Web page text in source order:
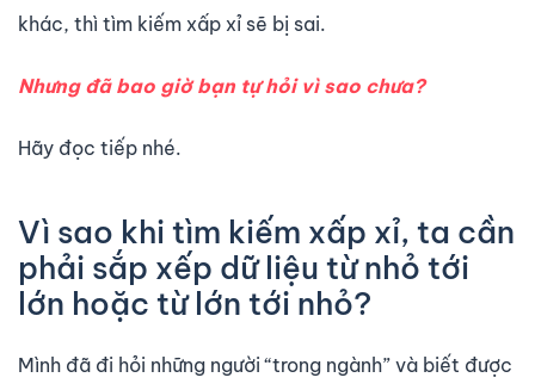
khác, thì tìm kiếm xấp xỉ sẽ bị sai.
Nhưng đã bao giờ bạn tự hỏi vì sao chưa?
Hãy đọc tiếp nhé.
Vì sao khi tìm kiếm xấp xỉ, ta cần
phải sắp xếp dữ liệu từ nhỏ tới
lớn hoặc từ lớn tới nhỏ?
Mình đã đi hỏi những người “trong ngành” và biết được